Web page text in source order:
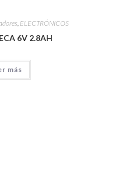
, ELECTRÓNICOS
6V 2.8AH
más